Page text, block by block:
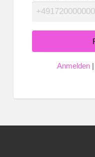
Anmelden|